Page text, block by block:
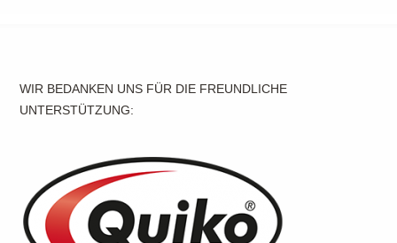
WIR BEDANKEN UNS FÜR DIE FREUNDLICHE
UNTERSTÜTZUNG: